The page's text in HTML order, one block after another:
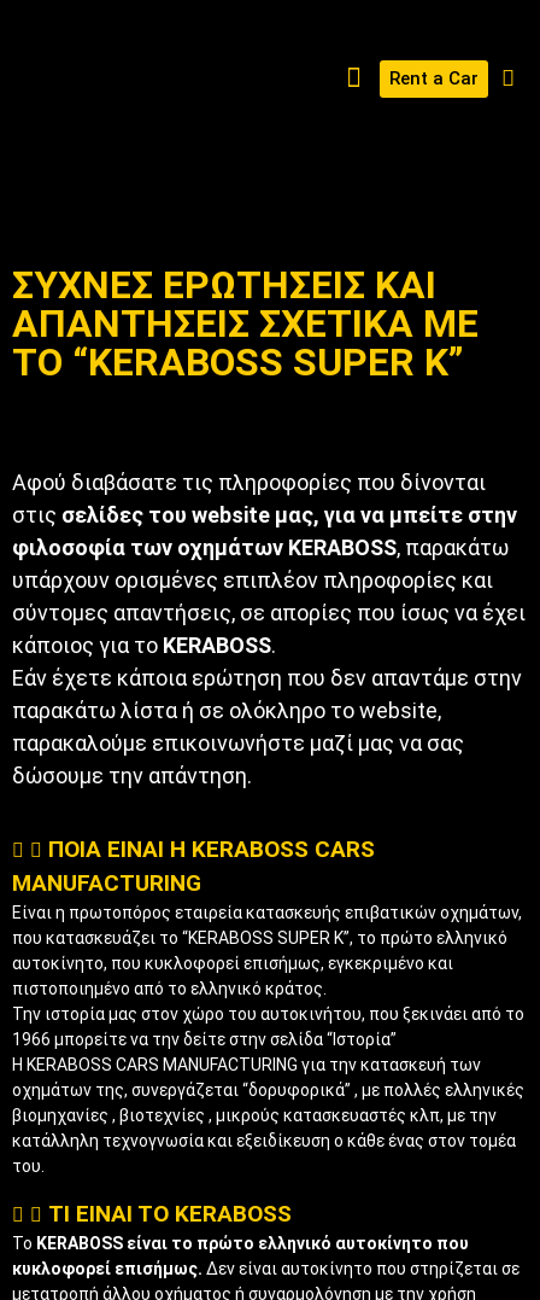
Rent a Car
ΣΥΧΝΕΣ ΕΡΩΤΗΣΕΙΣ KAI
ΑΠΑΝΤΗΣΕΙΣ ΣΧΕΤΙΚΑ ΜΕ
ΤΟ “KERABOSS SUPER K”
Αφού διαβάσατε τις πληροφορίες που δίνονται
στις σελίδες του website μας, για να μπείτε στην
φιλοσοφία των οχημάτων KERABOSS, παρακάτω
υπάρχουν ορισμένες επιπλέον πληροφορίες και
σύντομες απαντήσεις, σε απορίες που ίσως να έχει
κάποιος για το KERABOSS.
Εάν έχετε κάποια ερώτηση που δεν απαντάμε στην
παρακάτω λίστα ή σε ολόκληρο το website,
παρακαλούμε επικοινωνήστε μαζί μας να σας
δώσουμε την απάντηση.
ΠΟΙΑ ΕΙΝΑΙ Η KERABOSS CARS
MANUFACTURING
Είναι η πρωτοπόρος εταιρεία κατασκευής επιβατικών οχημάτων,
που κατασκευάζει το “KERABOSS SUPER K”, το πρώτο ελληνικό
αυτοκίνητο, που κυκλοφορεί επισήμως, εγκεκριμένο και
πιστοποιημένο από το ελληνικό κράτος.
Την ιστορία μας στον χώρο του αυτοκινήτου, που ξεκινάει από το
1966 μπορείτε να την δείτε στην σελίδα “Ιστορία”
Η KERABOSS CARS MANUFACTURING για την κατασκευή των
οχημάτων της, συνεργάζεται “δορυφορικά” , με πολλές ελληνικές
βιομηχανίες , βιοτεχνίες , μικρούς κατασκευαστές κλπ, με την
κατάλληλη τεχνογνωσία και εξειδίκευση ο κάθε ένας στον τομέα
του.
TI EINAI TO KERABOSS
Το KERABOSS είναι το πρώτο ελληνικό αυτοκίνητο που
κυκλοφορεί επισήμως. Δεν είναι αυτοκίνητο που στηρίζεται σε
μετατροπή άλλου οχήματος ή συναρμολόγηση με την χρήση